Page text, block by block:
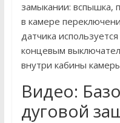
замыкании: вспышка,
в камере
датчика
концевым
внутри кабины
Видео:
дуговой